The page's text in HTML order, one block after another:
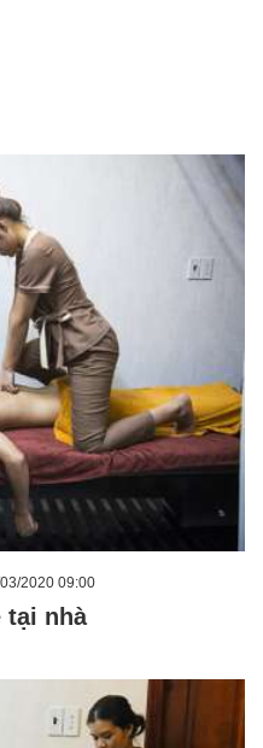
2020 09:00
tại nhà